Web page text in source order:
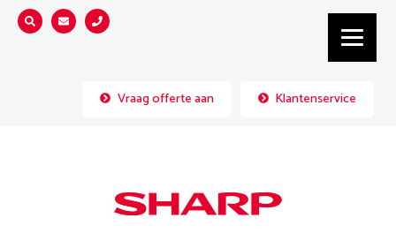
Zoeken...
Vraag offerte aan Klantenservice